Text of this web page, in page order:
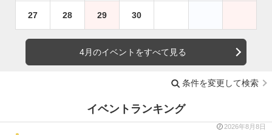
27 28 29 30
4月のイベントをすべて見る
条件を変更して検索
イベントランキング
2026年8月8日